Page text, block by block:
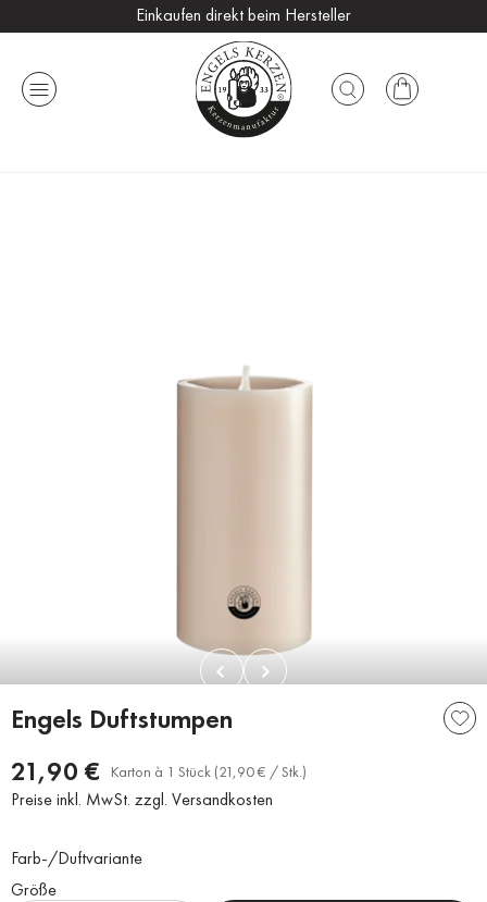
Einkaufen direkt beim Hersteller
Versandkostenfrei ab 25 €
Handmade in Germany
Engels Duftstumpen
21,90 €
Karton à 1 Stück (21,90 € / Stk.)
Preise inkl. MwSt. zzgl. Versandkosten
Farb-/Duftvariante
Größe